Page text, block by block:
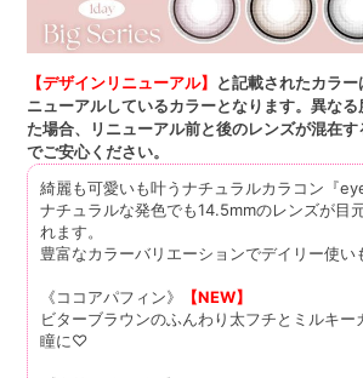
【デザインリニューアル】
と記載されたカラ
ニューアルしているカラーとなります。異な
た場合、リニューアル前と後のレンズが混在
でご安心ください。
綺麗も可愛いも叶うナチュラルカラコン『
ナチュラルな発色でも14.5mmのレンズが目
れます。
豊富なカラーバリエーションでデイリー使
《ココアパフィン》
【NEW】
ビターブラウンのふんわり太フチとミルキー
瞳に♡